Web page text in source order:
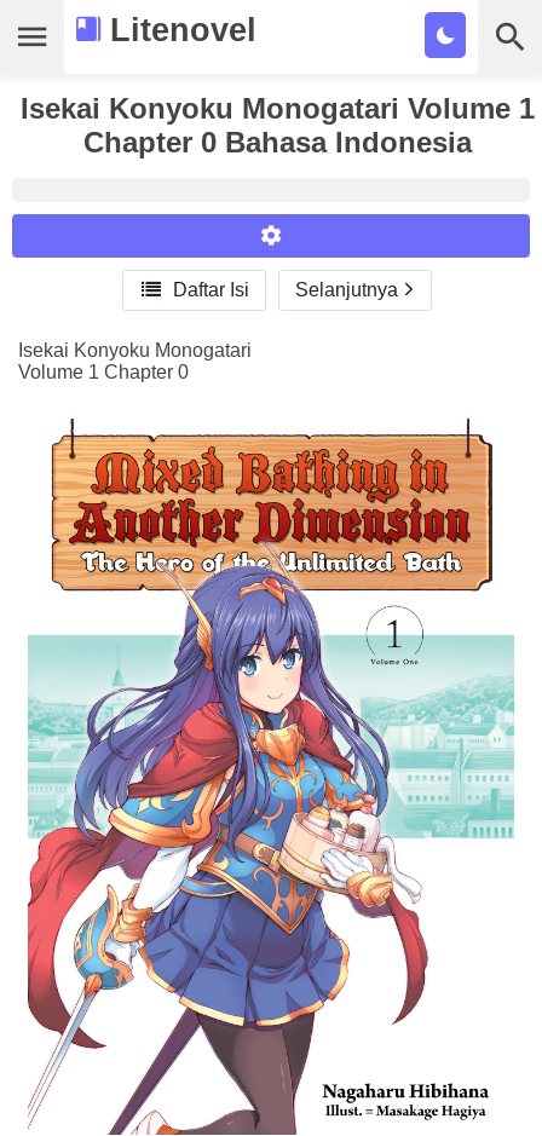
Litenovel
Daftar Novel
Tamat
Tags
Bookmark
Cari
Isekai Konyoku Monogatari Volume 1
Chapter 0 Bahasa Indonesia
Reader Settings
Font :
Titillium Web
Size :
A-
16 A+
 Daftar Isi Selanjutnya
Isekai Konyoku Monogatari
Volume 1 Chapter 0